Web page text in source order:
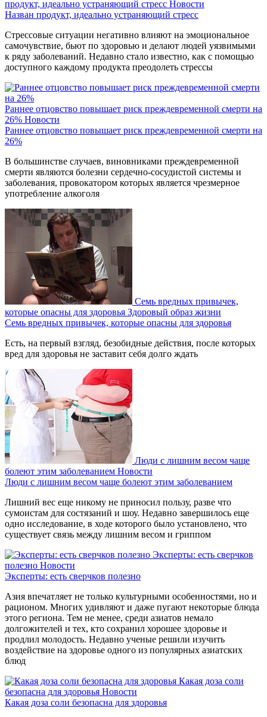
продукт, идеально устраняющий стресс Новости
Назван продукт, идеально устраняющий стресс
Стрессовые ситуации негативно влияют на эмоциональное
самочувствие, бьют по здоровью и делают людей уязвимыми
к ряду заболеваний. Недавно стало известно, как с помощью
доступного каждому продукта преодолеть стрессы
Раннее отцовство повышает риск преждевременной смерти на
26% Новости
Раннее отцовство повышает риск преждевременной смерти на
26%
В большинстве случаев, виновниками преждевременной
смерти являются болезни сердечно-сосудистой системы и
заболевания, провокатором которых является чрезмерное
употребление алкоголя
Семь вредных привычек,
которые опасны для здоровья Здоровый образ жизни
Семь вредных привычек, которые опасны для здоровья
Есть, на первый взгляд, безобидные действия, после которых
вред для здоровья не заставит себя долго ждать
Люди с лишним весом чаще
болеют этим заболеванием Новости
Люди с лишним весом чаще болеют этим заболеванием
Лишний вес еще никому не приносил пользу, разве что
сумоистам для состязаний и шоу. Недавно завершилось еще
одно исследование, в ходе которого было установлено, что
существует связь между лишним весом и гриппом
Эксперты: есть сверчков
полезно Новости
Эксперты: есть сверчков полезно
Азия впечатляет не только культурными особенностями, но и
рационом. Многих удивляют и даже пугают некоторые блюда
этого региона. Тем не менее, среди азиатов немало
долгожителей и тех, кто сохранил хорошее здоровье и
продлил молодость. Недавно ученые решили изучить
воздействие на здоровье одного из популярных азиатских
блюд
Какая доза соли
безопасна для здоровья Новости
Какая доза соли безопасна для здоровья